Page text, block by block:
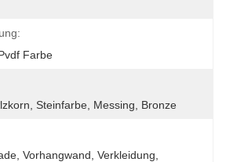
Farbe
Steinfarbe, Messing, Bronze
Vorhangwand, Verkleidung,